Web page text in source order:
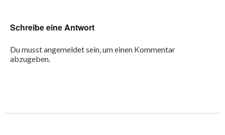
Schreibe eine Antwort
Du musstangemeldetsein, um einen Kommentar
abzugeben.